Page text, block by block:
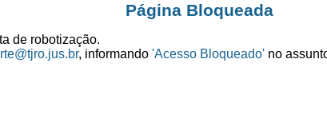
Página Bloqueada
de robotização.
, informando 'Acesso Bloqueado' no